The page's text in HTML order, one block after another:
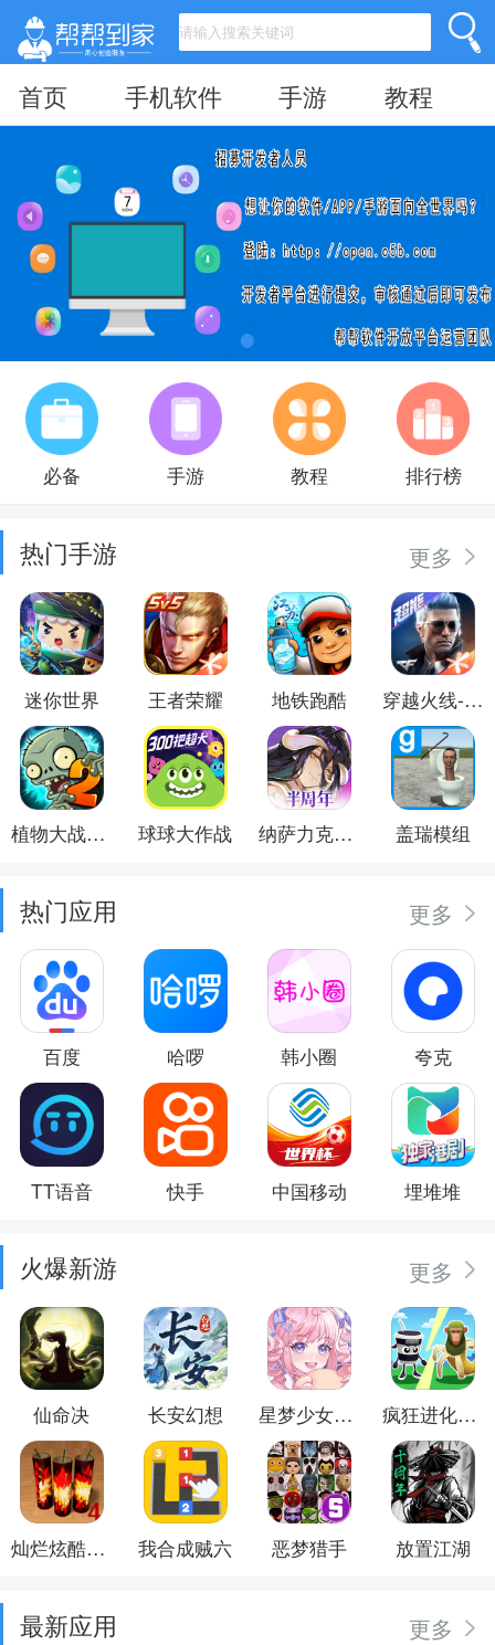
首页 手机软件 手游 教程
必备 手游 教程 排行榜
热门手游 更多
迷你世界 王者荣耀 地铁跑酷 穿越火线-枪战王者
植物大战僵尸2 球球大作战 纳萨力克之王 盖瑞模组
热门应用 更多
百度 哈啰 韩小圈 夸克
TT语音 快手 中国移动 埋堆堆
火爆新游 更多
仙命决 长安幻想 星梦少女换装 疯狂进化防卫战
灿烂炫酷模拟器 我合成贼六 恶梦猎手 放置江湖
最新应用 更多